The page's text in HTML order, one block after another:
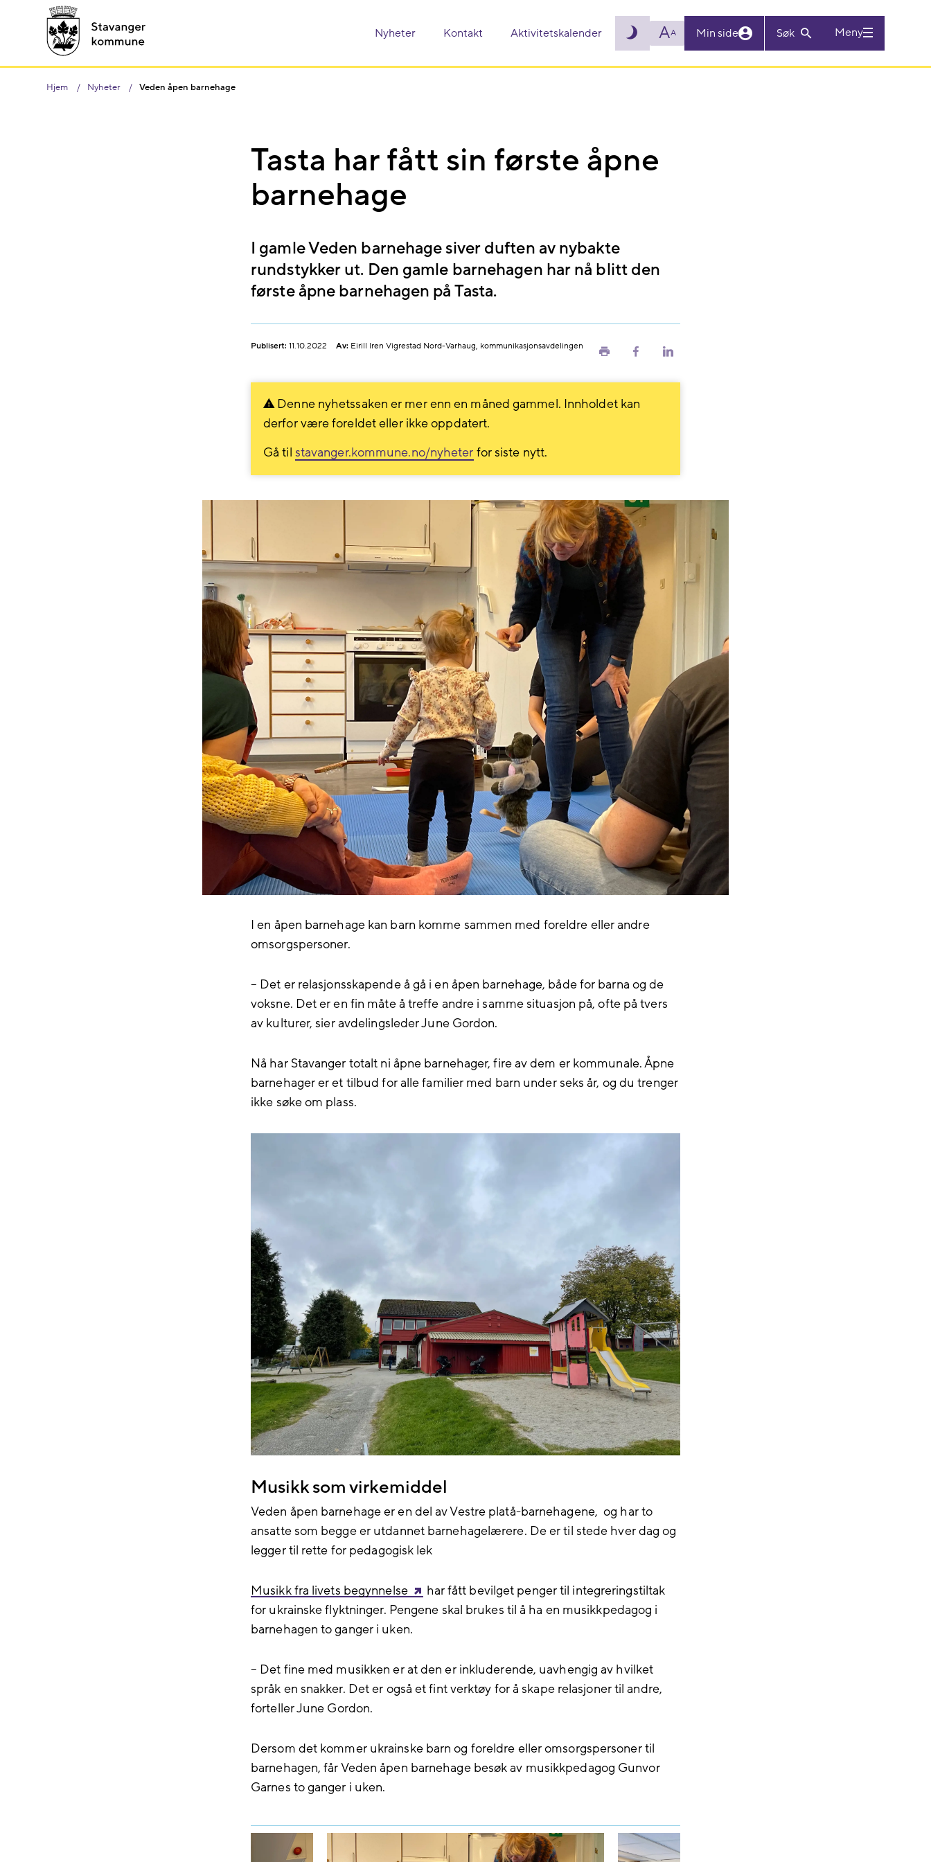
Nyheter Kontakt Aktivitetskalender AA Min side Søk Meny
Hjem Nyheter Veden åpen barnehage
Tasta har fått sin første åpne
barnehage
I gamle Veden barnehage siver duften av nybakte
rundstykker ut. Den gamle barnehagen har nå blitt den
første åpne barnehagen på Tasta.
Publisert: 11.10.2022 Av: Eirill Iren Vigrestad Nord-Varhaug, kommunikasjonsavdelingen
Skriv Del
Del
Denne nyhetssaken er mer enn en måned gammel. Innholdet kan
derfor være foreldet eller ikke oppdatert.
Gå til stavanger.kommune.no/nyheter for siste nytt.
I en åpen barnehage kan barn komme sammen med foreldre eller andre
omsorgspersoner.
– Det er relasjonsskapende å gå i en åpen barnehage, både for barna og de
voksne. Det er en fin måte å treffe andre i samme situasjon på, ofte på tvers
av kulturer, sier avdelingsleder June Gordon.
Nå har Stavanger totalt ni åpne barnehager, fire av dem er kommunale. Åpne
barnehager er et tilbud for alle familier med barn under seks år, og du trenger
ikke søke om plass.
Musikk som virkemiddel
Veden åpen barnehage er en del av Vestre platå-barnehagene, og har to
ansatte som begge er utdannet barnehagelærere. De er til stede hver dag og
legger til rette for pedagogisk lek
Musikk fra livets begynnelse
har fått bevilget penger til integreringstiltak
for ukrainske flyktninger. Pengene skal brukes til å ha en musikkpedagog i
barnehagen to ganger i uken.
– Det fine med musikken er at den er inkluderende, uavhengig av hvilket
språk en snakker. Det er også et fint verktøy for å skape relasjoner til andre,
forteller June Gordon.
Dersom det kommer ukrainske barn og foreldre eller omsorgspersoner til
barnehagen, får Veden åpen barnehage besøk av musikkpedagog Gunvor
Garnes to ganger i uken.